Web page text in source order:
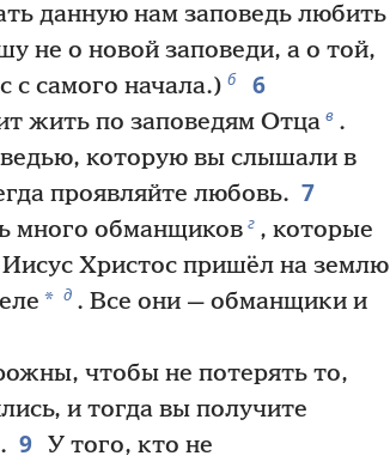
данную нам заповедь любить
не о новой заповеди, а о той,
с самого начала.) б 6
жить по заповедям Отца в .
которую вы слышали в
проявляйте любовь. 7
много обманщиков г , которые
Христос пришёл на землю
* д . Все они — обманщики и
чтобы не потерять то,
и тогда вы получите
. 9 У того, кто не